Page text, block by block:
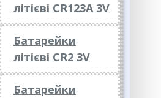
літієві CR123A 3V
Батарейки
літієві CR2 3V
Батарейки